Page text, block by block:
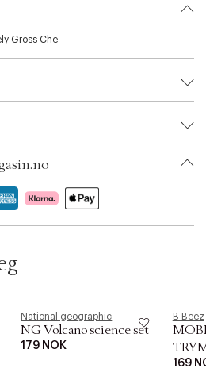
Gross Che
National geographic
NG Volcano science set
179 NOK
B Beez
169